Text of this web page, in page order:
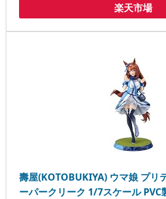
楽天市場
壽屋(KOTOBUKIYA) ウマ娘 プリ
ーパークリーク 1/7スケール PVC